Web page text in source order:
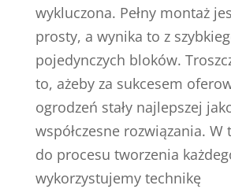
wykluczona. Pełny montaż
prosty, a wynika to z
pojedynczych bloków.
to, ażeby za sukcesem
ogrodzeń stały najlepszej
współczesne rozwiązania.
do procesu tworzenia
wykorzystujemy technikę